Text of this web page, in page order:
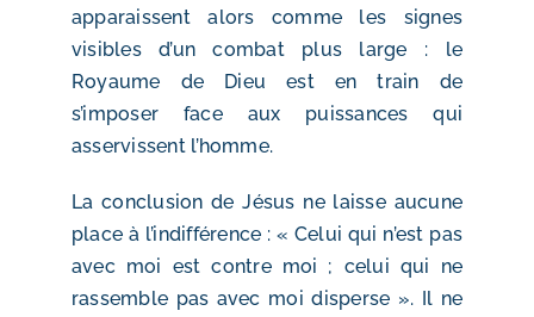
apparaissent alors comme les signes
visibles d’un combat plus large : le
Royaume de Dieu est en train de
s’imposer face aux puissances qui
asservissent l’homme.
La conclusion de Jésus ne laisse aucune
place à l’indifférence : « Celui qui n’est pas
avec moi est contre moi ; celui qui ne
rassemble pas avec moi disperse ». Il ne